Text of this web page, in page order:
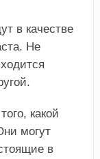
в качестве
Не
какой
могут
в